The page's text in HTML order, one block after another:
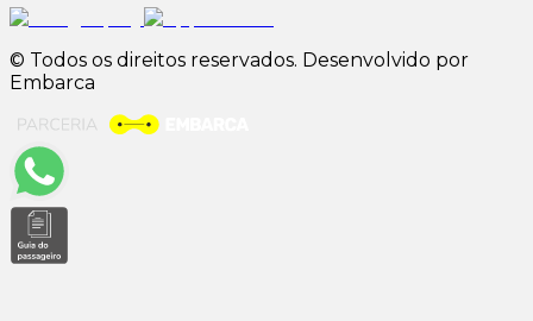
© Todos os direitos reservados. Desenvolvido por
Embarca